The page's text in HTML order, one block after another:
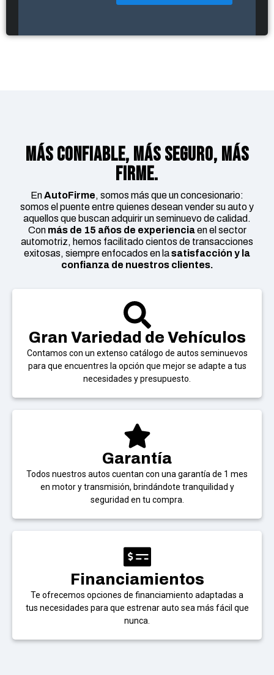
más confiable, más seguro, Más
firme.
EnAutoFirme, somos más que un concesionario:
somos el puente entre quienes desean vender su auto y
aquellos que buscan adquirir un seminuevo de calidad.
Con más de 15 años de experienciaen el sector
automotriz, hemos facilitado cientos de transacciones
exitosas, siempre enfocados en lasatisfacción y la
confianza de nuestros clientes.
Gran Variedad de Vehículos
Contamos con un extenso catálogo de autos seminuevos
para que encuentres la opción que mejor se adapte a tus
necesidades y presupuesto.
Garantía
Todos nuestros autos cuentan con una garantía de 1 mes
en motor y transmisión, brindándote tranquilidad y
seguridad en tu compra.
Financiamientos
Te ofrecemos opciones de financiamiento adaptadas a
tus necesidades para que estrenar auto sea más fácil que
nunca.